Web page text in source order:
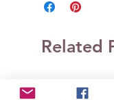
Related